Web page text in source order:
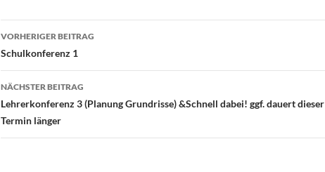
Beitragsnavigation
VORHERIGER BEITRAG
Schulkonferenz 1
NÄCHSTER BEITRAG
Lehrerkonferenz 3 (Planung Grundrisse) &Schnell dabei! ggf. dauert dieser
Termin länger